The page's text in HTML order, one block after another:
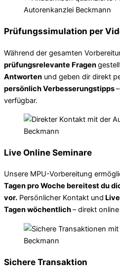
Prüfungssimulation per
Während der gesamten
prüfungsrelevante Fragen
Antworten und geben dir direkt
persönlich Verbesserungstipps
verfügbar.
Live Online Seminare
Unsere MPU-Vorbereitung
Tagen pro Woche bereitest du
vor. Persönlicher Kontakt und
Tagen wöchentlich– direkt
Sichere Transaktion